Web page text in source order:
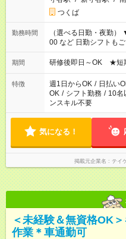
つくば
勤務時間
（選べる日勤・夜勤
00 など 日勤シフ
期間 研修後即日～OK ★短
特徴 週1日からOK / 日払い
OK / シフト勤務 / 10名
ンスキル不要
気になる！
掲載元企業名 テイ
＜未経験＆無資格OK
作業＊車通勤可